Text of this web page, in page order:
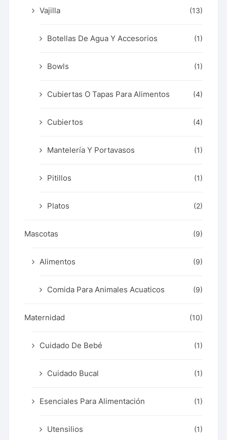
Vajilla (13)
Botellas De Agua Y Accesorios (1)
Bowls (1)
Cubiertas O Tapas Para Alimentos (4)
Cubiertos (4)
Mantelería Y Portavasos (1)
Pitillos (1)
Platos (2)
Mascotas (9)
Alimentos (9)
Comida Para Animales Acuaticos (9)
Maternidad (10)
Cuidado De Bebé (1)
Cuidado Bucal (1)
Esenciales Para Alimentación (1)
Utensilios (1)